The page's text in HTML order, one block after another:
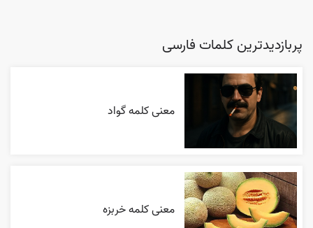
پربازدیدترین کلمات فارسی
معنی کلمه گواد
معنی کلمه خربزه